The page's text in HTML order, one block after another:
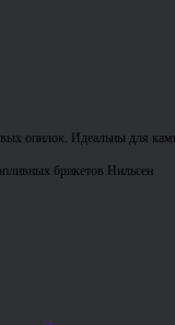
опилок. Идеальны для
брикетов Нильсен